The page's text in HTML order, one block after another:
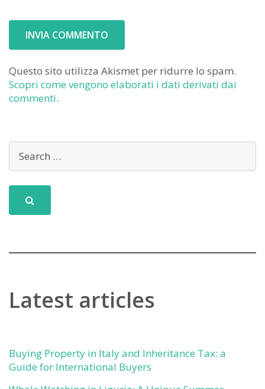
Questo sito utilizza Akismet per ridurre lo spam.
Scopri come vengono elaborati i dati derivati dai
commenti.
Latest articles
Buying Property in Italy and Inheritance Tax: a
Guide for International Buyers